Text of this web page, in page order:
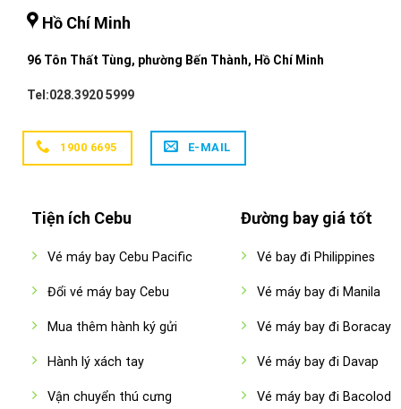
Hồ Chí Minh
96 Tôn Thất Tùng, phường Bến Thành, Hồ Chí Minh
Tel:028.3920 5999
1900 6695 E-MAIL
Tiện ích Cebu
Vé máy bay Cebu Pacific
Đổi vé máy bay Cebu
Mua thêm hành ký gửi
Hành lý xách tay
Vận chuyển thú cưng
Đường bay giá tốt
Vé bay đi Philippines
Vé máy bay đi Manila
Vé máy bay đi Boracay
Vé máy bay đi Davap
Vé máy bay đi Bacolod